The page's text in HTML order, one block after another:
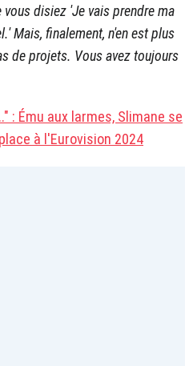
disiez 'Je vais prendre ma
Mais, finalement, n'en est plus
de projets. Vous avez toujours
: Ému aux larmes, Slimane se
à l'Eurovision 2024